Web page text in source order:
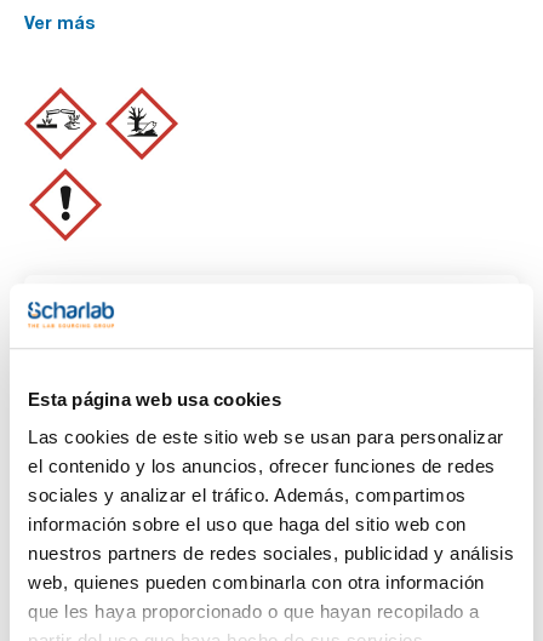
Esta página web usa cookies
Las cookies de este sitio web se usan para personalizar
el contenido y los anuncios, ofrecer funciones de redes
sociales y analizar el tráfico. Además, compartimos
información sobre el uso que haga del sitio web con
nuestros partners de redes sociales, publicidad y análisis
web, quienes pueden combinarla con otra información
que les haya proporcionado o que hayan recopilado a
ESPECIFICACIONES
Ver más
Limpiar filtros
Características
Capacidad
x 1 kg(1)